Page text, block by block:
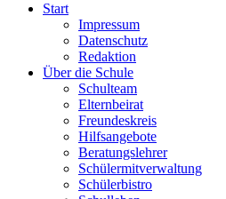
Start
Impressum
Datenschutz
Redaktion
Über die Schule
Schulteam
Elternbeirat
Freundeskreis
Hilfsangebote
Beratungslehrer
Schülermitverwaltung
Schülerbistro